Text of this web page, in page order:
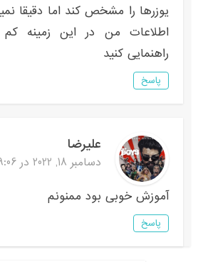
یوزرها را مشخص کند اما دقیقا
اطلاعات من در این زمینه
راهنمایی کنید
پاسخ
علیرضا
دسامبر 18, 2022 در 9:06 ق.ظ
آموزش خوبی بود ممنونم
پاسخ